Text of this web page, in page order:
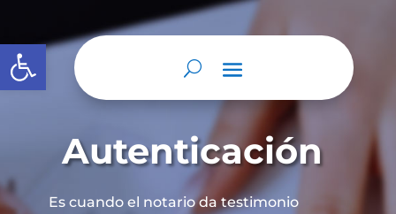
Abrir barra de herramientas
Autenticación
Es cuando el notario da testimonio